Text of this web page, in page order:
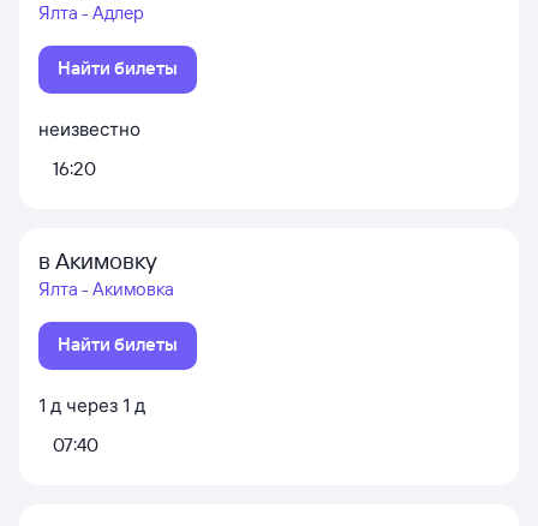
Ялта - Адлер
Найти билеты
неизвестно
16:20
в Акимовку
Ялта - Акимовка
Найти билеты
1 д через 1 д
07:40